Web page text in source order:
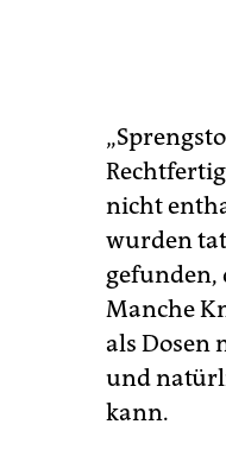
nicht
wurden
gefunden,
Manche
als Dosen
und
kann.